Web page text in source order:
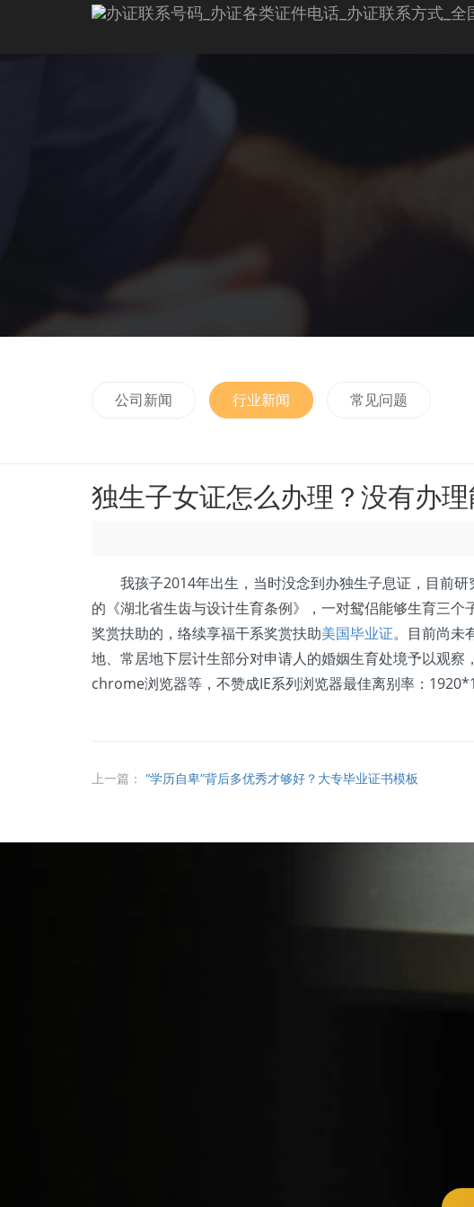
公司新闻 行业新闻 常见问题
独生子女证怎么办理？没有办
我孩子2014年出生，当时没念到办独生子息证，目前研
的《湖北省生齿与设计生育条例》，一对鸳侣能够生育三
奖赏扶助的，络续享福干系奖赏扶助美国毕业证。目前尚未
地、常居地下层计生部分对申请人的婚姻生育处境予以观
chrome浏览器等，不赞成IE系列浏览器最佳离别率：
上一篇： “学历自卑”背后多优秀才够好？大专毕业证书模板